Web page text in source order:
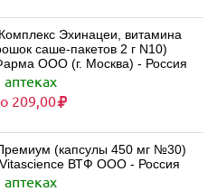
Эхинацеи, витамина
саше-пакетов 2 г N10)
ООО (г. Москва) - Россия
аптеках
209,00
(капсулы 450 мг №30)
Витасайнс Vitascience ВТФ ООО - Россия
аптеках